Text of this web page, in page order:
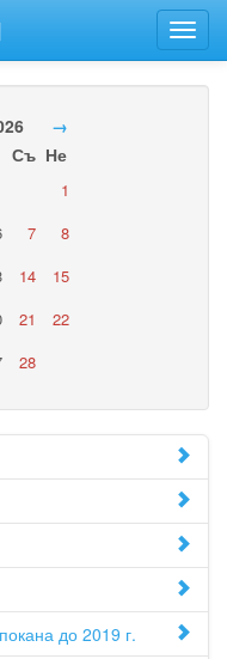
→
Съ Не
1
7
8
14
15
21
22
28
до 2019 г.